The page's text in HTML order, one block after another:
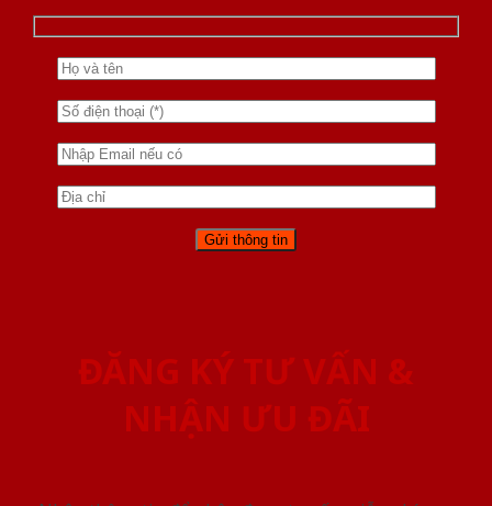
ĐĂNG KÝ TƯ VẤN &
NHẬN ƯU ĐÃI